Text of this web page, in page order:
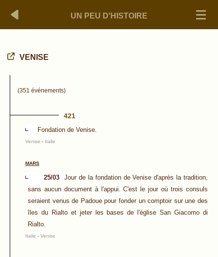
UN PEU D'HISTOIRE
VENISE
(351 événements)
421
Fondation de Venise.
Venise - Italie
MARS
25/03
Jour de la fondation de Venise d'après la tradition,
sans aucun document à l'appui. C'est le jour où trois consuls
seraient venus de Padoue pour fonder un comptoir sur une des
îles du Rialto et jeter les bases de l'église San Giacomo di
Rialto.
Italie - Venise